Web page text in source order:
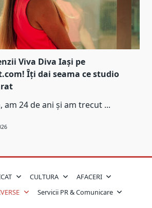
Viva Diva Iași pe
Îți dai seama ce studio
am 24 de ani și am trecut ...
CULTURA
AFACERI
Servicii PR & Comunicare